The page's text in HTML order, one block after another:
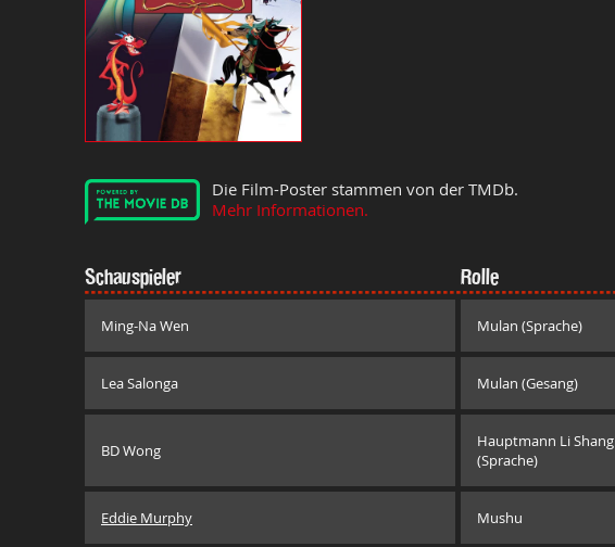
Die Film-Poster stammen von der TMDb.
Mehr Informationen.
Schauspieler Rolle
Ming-Na Wen Mulan (Sprache)
Lea Salonga Mulan (Gesang)
BD Wong
Hauptmann Li Shang
(Sprache)
Eddie Murphy Mushu